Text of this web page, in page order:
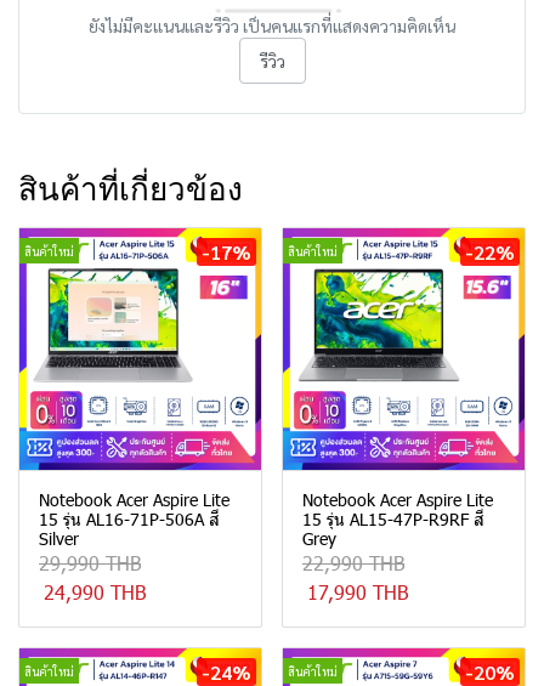
ยังไม่มีคะแนนและรีวิว เป็นคนแรกที่แสดงความคิดเห็น
รีวิว
สินค้าที่เกี่ยวข้อง
สินค้าใหม่ -17%
Notebook Acer Aspire Lite
15 รุ่น AL16-71P-506A สี
Silver
29,990 THB
24,990 THB
สินค้าใหม่ -22%
Notebook Acer Aspire Lite
15 รุ่น AL15-47P-R9RF สี
Grey
22,990 THB
17,990 THB
สินค้าใหม่ -24% สินค้าใหม่ -20%